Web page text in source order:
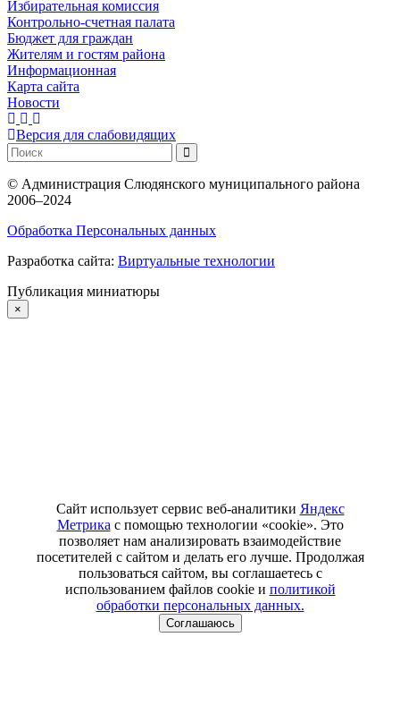
Избирательная комиссия
Контрольно-счетная палата
Бюджет для граждан
Жителям и гостям района
Информационная
Карта сайта
Новости
Версия для слабовидящих
© Администрация Слюдянского муниципального района
2006–2024
Обработка Персональных данных
Разработка сайта: Виртуальные технологии
Публикация миниатюры
×
Сайт использует сервис веб-аналитики Яндекс
Метрика с помощью технологии «cookie». Это
позволяет нам анализировать взаимодействие
посетителей с сайтом и делать его лучше. Продолжая
пользоваться сайтом, вы соглашаетесь с
использованием файлов cookie и политикой
обработки персональных данных.
Соглашаюсь